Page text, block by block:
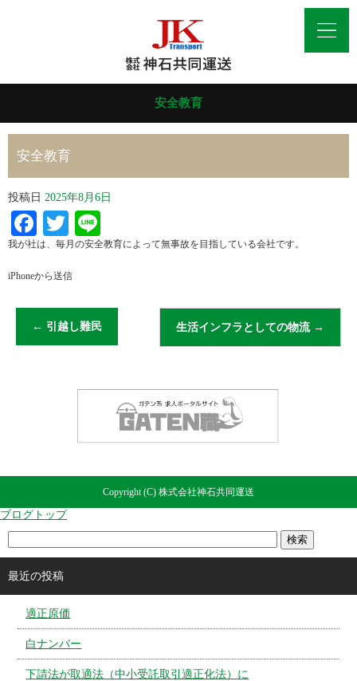
安全教育
安全教育
投稿日 2025年8月6日
Facebook
Twitter
我が社は、毎月の安全教育によって無事故を目指している会社です。
iPhoneから送信
← 引越し難民 生活インフラとしての物流 →
Copyright (C) 株式会社神石共同運送
ブログトップ
最近の投稿
適正原価
白ナンバー
下請法が取適法（中小受託取引適正化法）に